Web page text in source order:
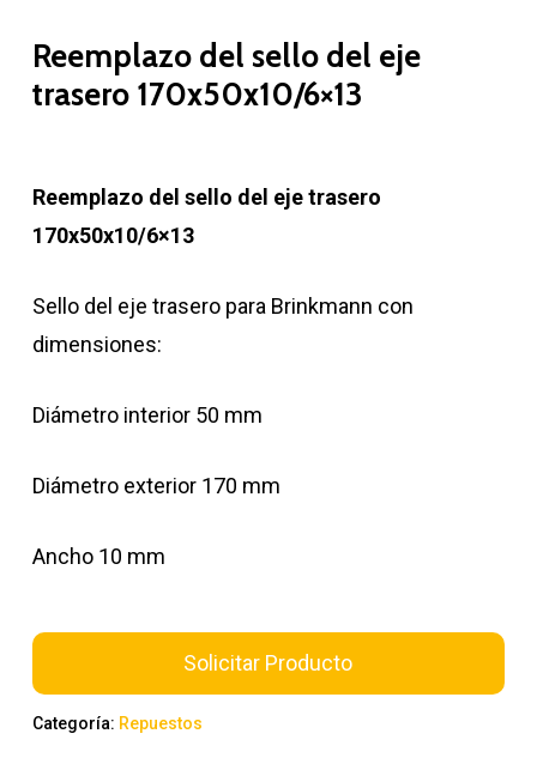
Reemplazo del sello del eje
trasero 170x50x10/6×13
Reemplazo del sello del eje trasero
170x50x10/6×13
Sello del eje trasero para Brinkmann con
dimensiones:
Diámetro interior 50 mm
Diámetro exterior 170 mm
Ancho 10 mm
Solicitar Producto
Categoría: Repuestos